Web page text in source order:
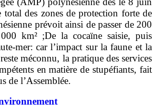
total des zones de protection forte de
prévoit ainsi de passer de 200
km² ;De la cocaïne saisie, puis
mer: car l’impact sur la faune et la
méconnu, la pratique des services
en matière de stupéfiants, fait
de l’Assemblée.